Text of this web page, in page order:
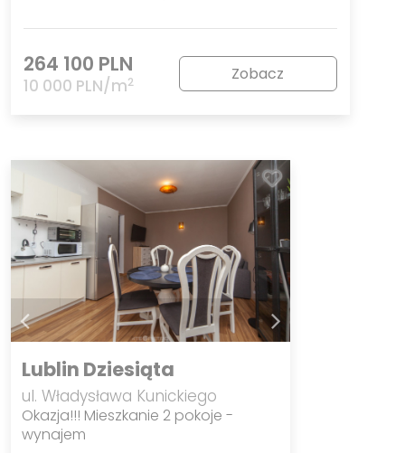
264 100 PLN
10 000 PLN/m2 Zobacz
Lublin Dziesiąta
ul. Władysława Kunickiego
Okazja!!! Mieszkanie 2 pokoje -
wynajem